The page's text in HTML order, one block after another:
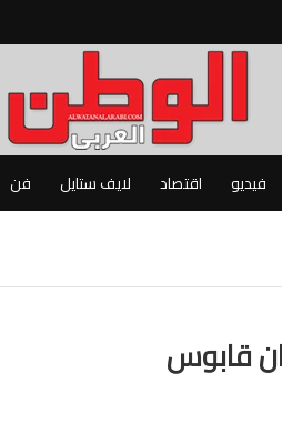
فيديو اقتصاد لايف ستايل فن
قابوس